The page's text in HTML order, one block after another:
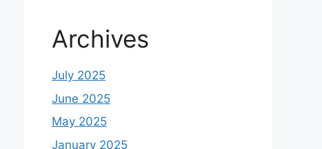
Archives
July 2025
June 2025
May 2025
January 2025